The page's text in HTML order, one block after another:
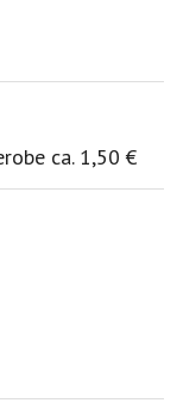
ca. 1,50 €